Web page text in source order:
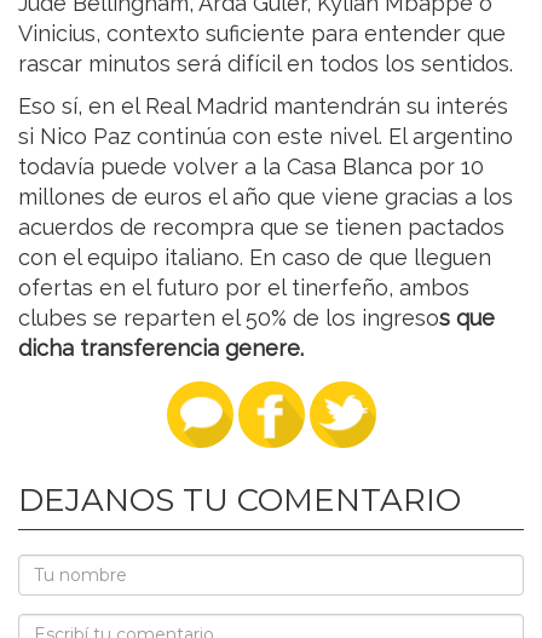
Vinicius, contexto suficiente para entender que
rascar minutos será difícil en todos los sentidos.
Eso sí, en el Real Madrid mantendrán su interés
si Nico Paz continúa con este nivel. El argentino
todavía puede volver a la Casa Blanca por 10
millones de euros el año que viene gracias a los
acuerdos de recompra que se tienen pactados
con el equipo italiano. En caso de que lleguen
ofertas en el futuro por el tinerfeño, ambos
clubes se reparten el 50% de los ingresos que
dicha transferencia genere.
DEJANOS TU COMENTARIO